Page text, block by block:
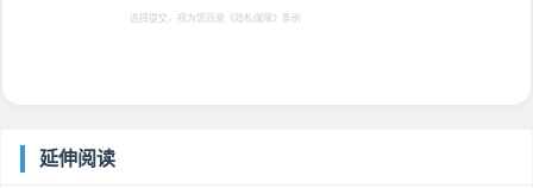
选择提交，视为您同意 《隐私保障》 条例
延伸阅读